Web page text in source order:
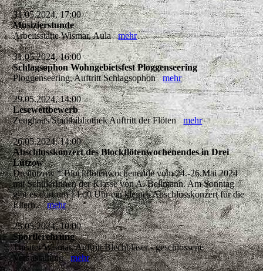
31.05.2024, 17:00
Musizierstunde
Arbeitsstätte Wismar, Aulamehr
31.05.2024, 16:00
Schlagsophon Wohngebietsfest Ploggenseering
Ploggenseering, Auftritt Schlagsophonmehr
29.05.2024, 14:00
Lesewettbewerb
Zeughaus/Stadtbibliothek Auftritt der Flötenmehr
26.05.2024, 14:00
Abschlusskonzert des Blockflötenwochenendes in Drei
Lützow
Dreilützow * Blockflötenwochenende vom 24.-26.Mai 2024
mit SchülerInnen der Klasse von A. Bellmann. Am Sonntag
gibt es dort um 14.00 Uhr ein kleines Abschlusskonzert für die
Eltern..mehr
25.05.2024, 10:00
Sportlerehrung
Theater Wismar, Auftritt Blechbläser - geschlossene
Veranstaltungmehr